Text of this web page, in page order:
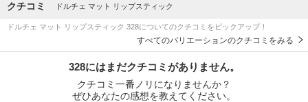
クチコミ ドルチェ マット リップスティック
ドルチェ マット リップスティック 328についてのクチコミをピックアップ！
すべてのバリエーションのクチコミをみる
328にはまだクチコミがありません。
クチコミ一番ノリになりませんか？
ぜひあなたの感想を教えてください。